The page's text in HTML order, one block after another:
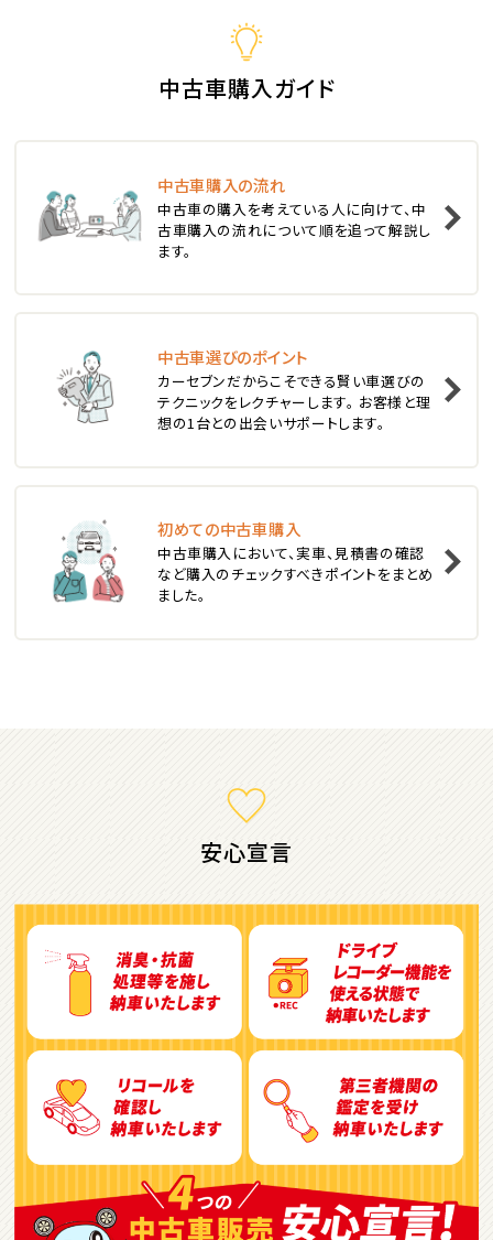
ホンダ
S660
1位
2位
スバル
レガシィツーリングワゴン
3位
トヨタ
カローラフィールダー
2
アルファード
位
トヨタ
ヴォクシー
ＳＵＶ・クロカン
1 位
中古車購入ガイド
中古車購入の流れ
中古車の購入を考えている人に向けて、中
古車購入の流れについて順を追って解説し
ます。
中古車選びのポイント
カーセブンだからこそできる賢い車選びの
テクニックをレクチャーします。 お客様と理
想の1台との出会いサポートします。
初めての中古車購入
中古車購入において、実車、見積書の確認
など購入のチェックすべきポイントをまとめ
ました。
安心宣言